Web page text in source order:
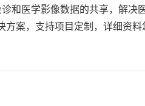
和医学影像数据的共享，解决
案，支持项目定制，详细资料